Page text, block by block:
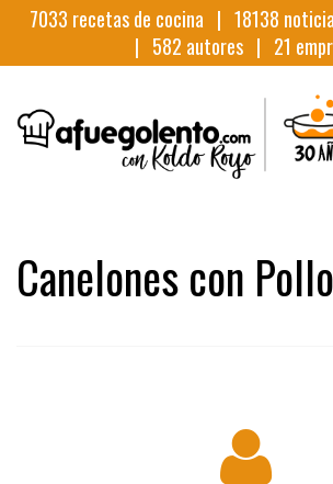
7033 recetas de cocina | 18138
| 582 autores | 21
Canelones con Pollo